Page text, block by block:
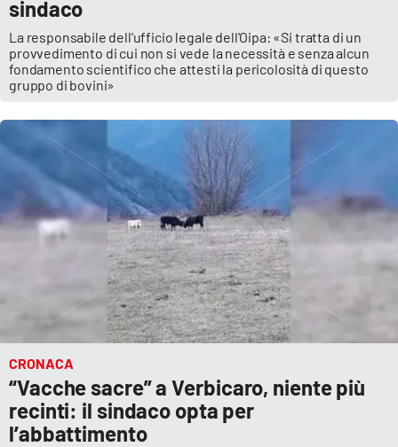
sindaco
La responsabile dell'ufficio legale dell'Oipa: «Si tratta di un
provvedimento di cui non si vede la necessità e senza alcun
fondamento scientifico che attesti la pericolosità di questo
gruppo di bovini»
CRONACA
“Vacche sacre” a Verbicaro, niente più
recinti: il sindaco opta per
l’abbattimento